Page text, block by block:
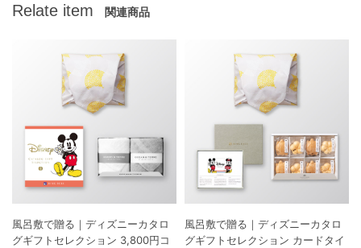
Relate item 関連商品
風呂敷で贈る｜ディズニーカタロ
グギフトセレクション 3,800円コ
風呂敷で贈る｜ディズニーカタロ
グギフトセレクション カードタイ